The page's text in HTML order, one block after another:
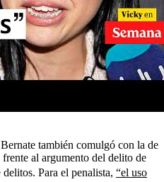
también comulgó con la de
al argumento del delito de
Para el penalista, “el uso